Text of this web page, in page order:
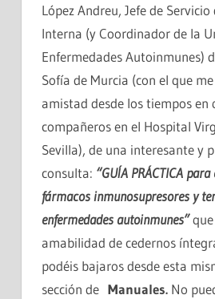
López Andreu, Jefe de
Interna (y Coordinador de la
Enfermedades Autoinmunes)
Sofía de Murcia (con el que
amistad desde los tiempos en
compañeros en el Hospital
Sevilla), de una interesante y
consulta: “GUÍA PRÁCTICA
fármacos inmunosupresores y
enfermedades autoinmunes”que
amabilidad de cedernos
podéis bajaros desde esta
sección de Manuales. No